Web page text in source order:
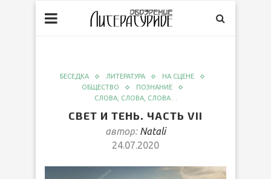
БЕСЕДКА ЛИТЕРАТУРА
НА СЦЕНЕ
ОБЩЕСТВО
ПОЗНАНИЕ
СЛОВА, СЛОВА, СЛОВА…
СВЕТ И ТЕНЬ. ЧАСТЬ VII
автор: Natali
24.07.2020